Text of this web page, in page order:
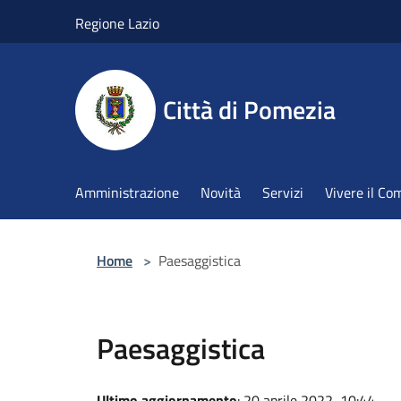
Regione Lazio
Città di Pomezia
Amministrazione Novità Servizi Vivere il
Home > Paesaggistica
Paesaggistica